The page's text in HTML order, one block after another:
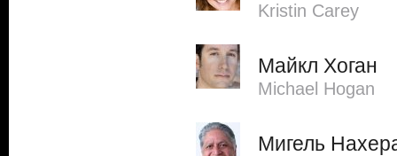
Kristin Carey
Майкл Хоган
Michael Hogan
Мигель